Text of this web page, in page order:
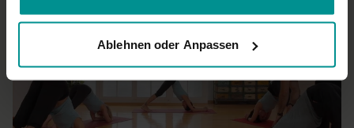
Ablehnen oder Anpassen